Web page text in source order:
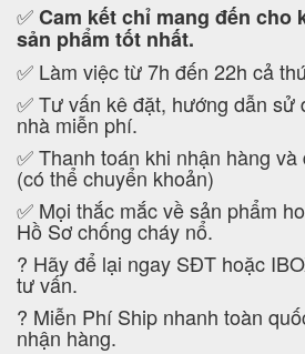
✅Cam kếtchỉ mang đến cho
sản phẩm tốt nhất.
✅ Làm việc từ 7h đến 22h cả
✅ Tư vấn kê đặt, hướng dẫn sử
nhà miễn phí.
✅ Thanh toán khi nhận hàng
(có thể chuyển khoản)
✅ Mọi thắc mắc về sản phẩm
Hồ Sơ chống cháy nổ.
? Hãy để lại ngay SĐT hoặc
tư vấn.
? Miễn Phí Ship nhanh toàn
nhận hàng.